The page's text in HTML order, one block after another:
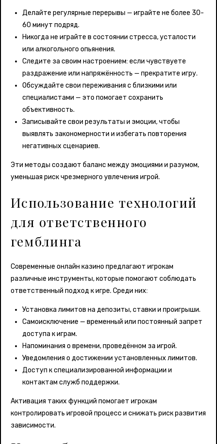
Делайте регулярные перерывы — играйте не более 30-
60 минут подряд.
Никогда не играйте в состоянии стресса, усталости
или алкогольного опьянения.
Следите за своим настроением: если чувствуете
раздражение или напряжённость — прекратите игру.
Обсуждайте свои переживания с близкими или
специалистами — это помогает сохранить
объективность.
Записывайте свои результаты и эмоции, чтобы
выявлять закономерности и избегать повторения
негативных сценариев.
Эти методы создают баланс между эмоциями и разумом,
уменьшая риск чрезмерного увлечения игрой.
Использование технологий
для ответственного
гемблинга
Современные онлайн казино предлагают игрокам
различные инструменты, которые помогают соблюдать
ответственный подход к игре. Среди них:
Установка лимитов на депозиты, ставки и проигрыши.
Самоисключение — временный или постоянный запрет
доступа к играм.
Напоминания о времени, проведённом за игрой.
Уведомления о достижении установленных лимитов.
Доступ к специализированной информации и
контактам служб поддержки.
Активация таких функций помогает игрокам
контролировать игровой процесс и снижать риск развития
зависимости.